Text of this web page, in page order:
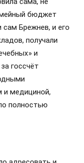
значимая — цена
дня
комментариев —
жизнь любимой
получал зарплату
большими
помню, получала
выросла уже
должен был за
Всё заработанное